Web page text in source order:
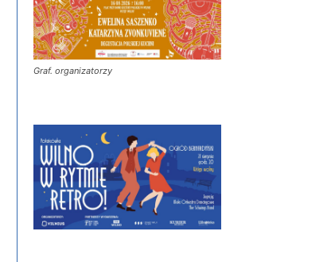
Graf. organizatorzy